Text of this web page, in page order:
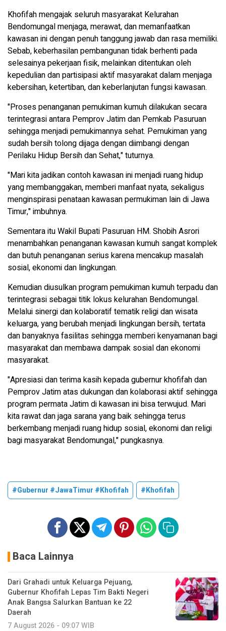
Khofifah mengajak seluruh masyarakat Kelurahan
Bendomungal menjaga, merawat, dan memanfaatkan
kawasan ini dengan penuh tanggung jawab dan rasa memiliki.
Sebab, keberhasilan pembangunan tidak berhenti pada
selesainya pekerjaan fisik, melainkan ditentukan oleh
kepedulian dan partisipasi aktif masyarakat dalam menjaga
kebersihan, ketertiban, dan keberlanjutan fungsi kawasan.
"Proses penanganan pemukiman kumuh dilakukan secara
terintegrasi antara Pemprov Jatim dan Pemkab Pasuruan
sehingga menjadi pemukimannya sehat. Pemukiman yang
sudah bersih tolong dijaga dengan diimbangi dengan
Perilaku Hidup Bersih dan Sehat," tuturnya.
"Mari kita jadikan contoh kawasan ini menjadi ruang hidup
yang membanggakan, memberi manfaat nyata, sekaligus
menginspirasi penataan kawasan permukiman lain di Jawa
Timur," imbuhnya.
Sementara itu Wakil Bupati Pasuruan HM. Shobih Asrori
menambahkan penanganan kawasan kumuh sangat komplek
dan butuh penanganan serius karena mencakup masalah
sosial, ekonomi dan lingkungan.
Kemudian diusulkan program pemukiman kumuh terpadu dan
terintegrasi sebagai titik lokus kelurahan Bendomungal.
Melalui sinergi dan kolaboratif tematik religi dan wisata
keluarga, yang berubah menjadi lingkungan bersih, tertata
dan banyaknya fasilitas sehingga memberi kenyamanan bagi
masyarakat dan membawa dampak sosial dan ekonomi
masyarakat.
"Apresiasi dan terima kasih kepada gubernur khofifah dan
Pemprov Jatim atas dukungan dan kolaborasi aktif sehingga
program permata Jatim di kawasan ini bisa terwujud. Mari
kita rawat dan jaga sarana yang baik sehingga terus
berkembang menjadi ruang hidup sosial, ekonomi dan religi
bagi masyarakat Bendomungal," pungkasnya.
#Gubernur #JawaTimur #Khofifah #Khofifah
Baca Lainnya
Dari Grahadi untuk Keluarga Pejuang,
Gubernur Khofifah Lepas Tim Bakti Negeri
Anak Bangsa Salurkan Bantuan ke 22
Daerah
7 August 2026 - 09:07 WIB